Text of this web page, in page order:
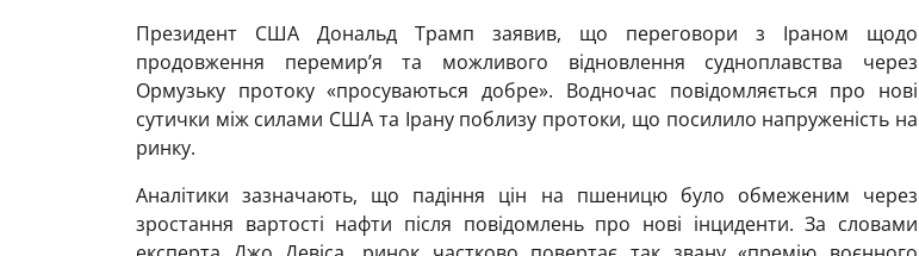
Президент США Дональд Трамп заявив, що переговори з Іраном щодо
продовження перемир’я та можливого відновлення судноплавства через
Ормузьку протоку «просуваються добре». Водночас повідомляється про нові
сутички між силами США та Ірану поблизу протоки, що посилило напруженість на
ринку.
Аналітики зазначають, що падіння цін на пшеницю було обмеженим через
зростання вартості нафти після повідомлень про нові інциденти. За словами